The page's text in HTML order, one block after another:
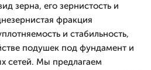
зерна, его зернистость и
фракция
и стабильность,
подушек под фундамент и
сетей. Мы предлагаем